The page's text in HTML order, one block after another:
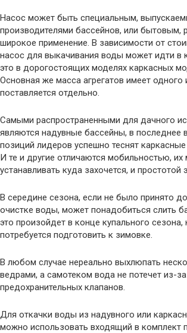
Насос может быть специальным,
производителями бассейнов, или бытовым,
широкое применение. В зависимости от
насос для выкачивания воды может идти в
это в дорогостоящих моделях каркасных
Основная же масса агрегатов имеет одного
поставляется отдельно.
Самыми распространенными для дачного
являются надувные бассейны, в последнее
позиций лидеров успешно теснят
И те и другие отличаются мобильностью,
устанавливать куда захочется, и простотой
В середине сезона, если не было принято
очистке воды, может понадобиться слить
это произойдет в конце купального сезона,
потребуется подготовить к зимовке.
В любом случае нереально выхлюпать
ведрами, а самотеком вода не потечет из-за
предохранительных клапанов.
Для откачки воды из надувного или
можно использовать входящий в комплект